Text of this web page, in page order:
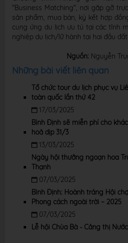
"Business Matching", nơi gặp gỡ
sản phẩm, mua bán, ký kết hợp
cung ứng du lịch ưu tú tại các tỉnh
nghiệp du lịch/lữ hành tại hai đầu
Nguồn: Nguyễn
Những bài viết liên quan
Tổ chức tour du lịch phục vụ
toàn quốc lần thứ 42
17/03/2025
Bình Định sẽ miễn phí cho
hoả dịp 31/3
13/03/2025
Ngày hội thưởng ngoạn hoa
Thạnh
07/03/2025
Bình Định: Hoành tráng Hội
Phong cách ngoài trời – 2025
07/03/2025
Lễ hội Chùa Bà - Cảng thị